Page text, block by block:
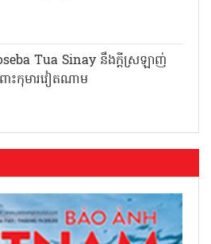
Tua Sinay នឹងក្ដីស្រឡាញ់
ះកុមារវៀតណាម